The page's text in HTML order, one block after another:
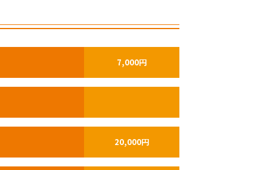
7,000円
20,000円